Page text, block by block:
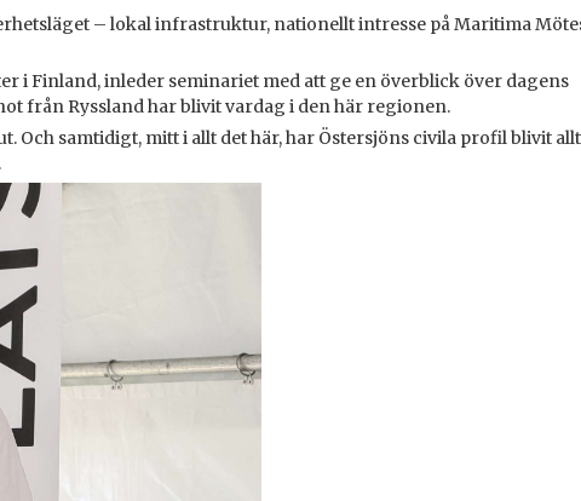
– lokal infrastruktur, nationellt intresse på Maritima
i Finland, inleder seminariet med att ge en överblick över dagens
från Ryssland har blivit vardag i den här regionen.
Och samtidigt, mitt i allt det här, har Östersjöns civila profil blivit